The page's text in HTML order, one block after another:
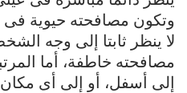
وتكون مصافحته حيوية
لا ينظر ثابتا إلى وجه
مصافحته خاطفة، أما
إلى أسفل، أو إلى أى